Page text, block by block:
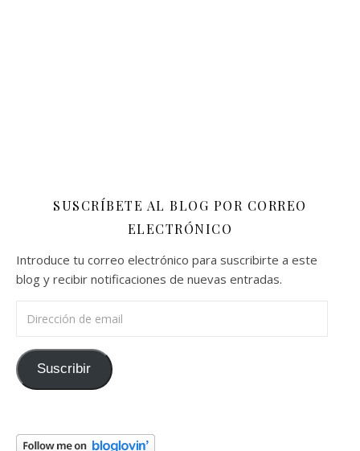
SUSCRÍBETE AL BLOG POR CORREO
ELECTRÓNICO
Introduce tu correo electrónico para suscribirte a este
blog y recibir notificaciones de nuevas entradas.
Suscribir